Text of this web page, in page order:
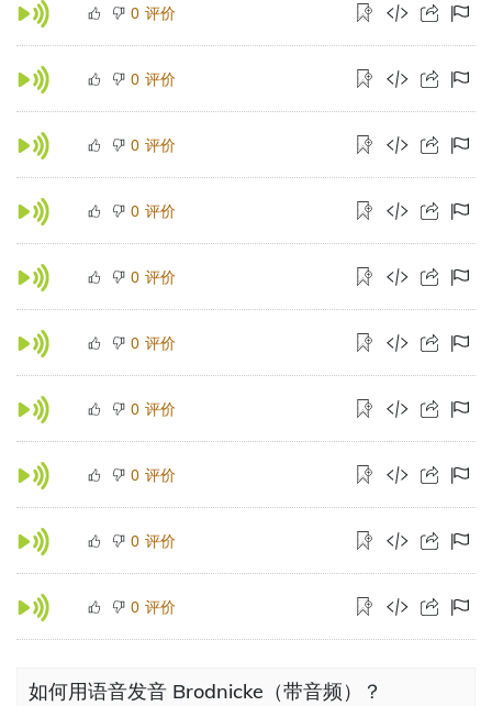
0 评价
0 评价
0 评价
0 评价
0 评价
0 评价
0 评价
0 评价
0 评价
0 评价
如何用语音发音 Brodnicke（带音频）？